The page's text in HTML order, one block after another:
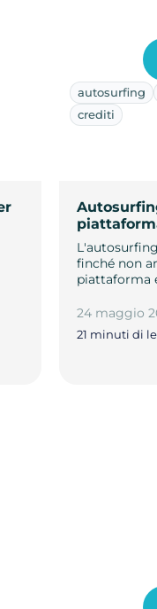
autosurfing
crediti
finché non
piattaforma
24 maggio
21 minuti di